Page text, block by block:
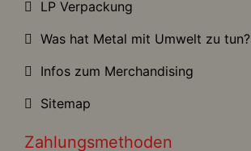
LP Verpackung
Was hat Metal mit Umwelt zu tun?
Infos zum Merchandising
Sitemap
Zahlungsmethoden